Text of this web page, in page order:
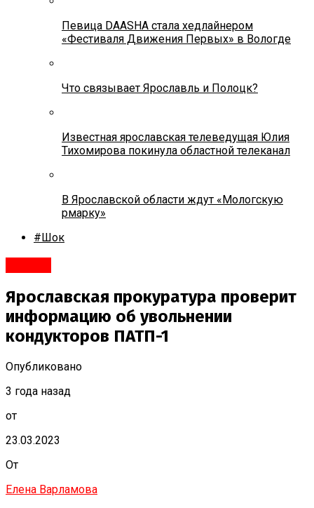
Певица DAASHA стала хедлайнером
«Фестиваля Движения Первых» в Вологде
Что связывает Ярославль и Полоцк?
Известная ярославская телеведущая Юлия
Тихомирова покинула областной телеканал
В Ярославской области ждут «Мологскую
рмарку»
#Шок
Ярославская прокуратура проверит
информацию об увольнении
кондукторов ПАТП-1
Опубликовано
3 года назад
от
23.03.2023
От
Елена Варламова